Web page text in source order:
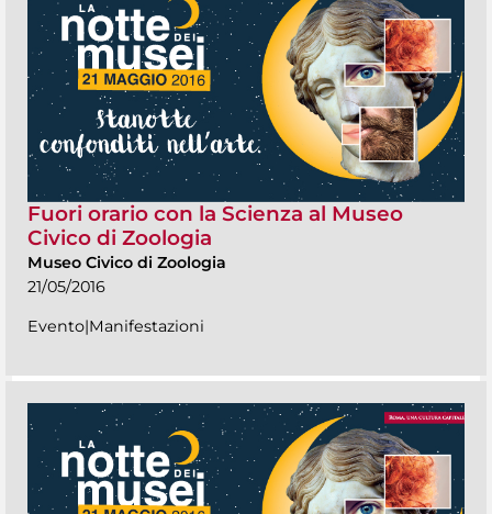
Fuori orario con la Scienza al Museo
Civico di Zoologia
Museo Civico di Zoologia
21/05/2016
Evento|Manifestazioni